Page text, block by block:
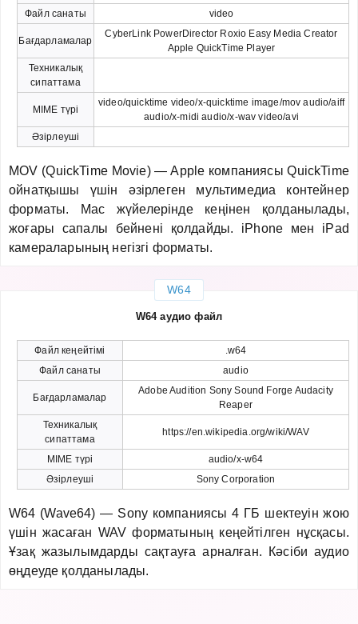
Файл санаты
video
Бағдарламалар
CyberLink PowerDirector Roxio Easy Media Creator
Apple QuickTime Player
Техникалық
сипаттама
MIME түрі
video/quicktime video/x-quicktime image/mov audio/aiff
audio/x-midi audio/x-wav video/avi
Әзірлеуші
MOV (QuickTime Movie) — Apple компаниясы QuickTime
ойнатқышы үшін әзірлеген мультимедиа контейнер
форматы. Mac жүйелерінде кеңінен қолданылады,
жоғары сапалы бейнені қолдайды. iPhone мен iPad
камераларының негізгі форматы.
W64
W64 аудио файл
Файл кеңейтімі
.w64
Файл санаты
audio
Бағдарламалар
Adobe Audition Sony Sound Forge Audacity
Reaper
Техникалық
сипаттама
https://en.wikipedia.org/wiki/WAV
MIME түрі
audio/x-w64
Әзірлеуші
Sony Corporation
W64 (Wave64) — Sony компаниясы 4 ГБ шектеуін жою
үшін жасаған WAV форматының кеңейтілген нұсқасы.
Ұзақ жазылымдарды сақтауға арналған. Кәсіби аудио
өңдеуде қолданылады.